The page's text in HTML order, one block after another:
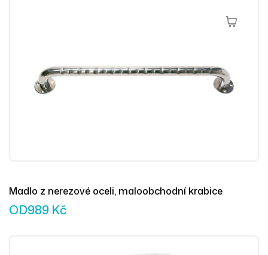
Výběr
Madlo z nerezové oceli, maloobchodní krabice
OD989 Kč